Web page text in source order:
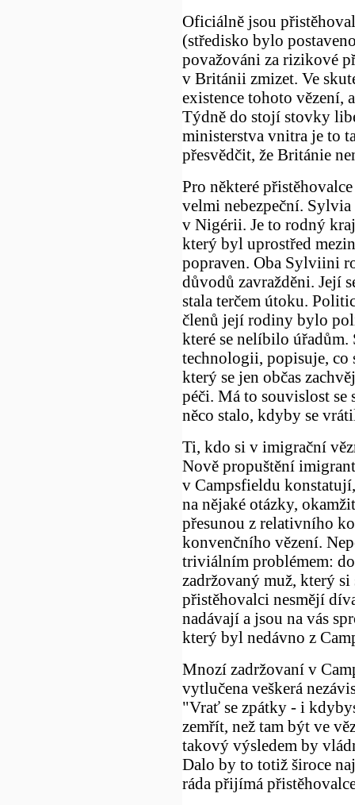
Oficiálně jsou
(středisko bylo
považováni za rizikové
v Británii zmizet. Ve
existence tohoto vězení,
Týdně do stojí stovky
ministerstva vnitra je to
přesvědčit, že Británie
Pro některé
velmi nebezpeční.
v Nigérii. Je to rodný
který byl uprostřed
popraven. Oba Sylviini
důvodů zavražděni. Její
stala terčem útoku.
členů její rodiny bylo
které se nelíbilo
technologii, popisuje, co
který se jen občas
péči. Má to souvislost se
něco stalo, kdyby se
Ti, kdo si v imigrační
Nově propuštění
v Campsfieldu
na nějaké otázky,
přesunou z relativního
konvenčního vězení.
triviálním problémem:
zadržovaný muž, který si
přistěhovalci nesmějí
nadávají a jsou na vás
který byl nedávno z
Mnozí zadržovaní v
vytlučena veškerá
"Vrať se zpátky - i
zemřít, než tam být ve
takový výsledem by
Dalo by to totiž široce
ráda přijímá